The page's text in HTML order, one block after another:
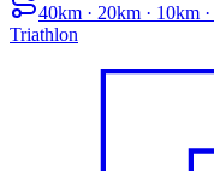
40km · 20km · 10km
Triathlon